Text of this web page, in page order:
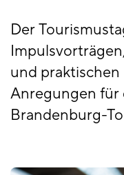
Der
und praktischen
Anregungen für
Brandenburg-